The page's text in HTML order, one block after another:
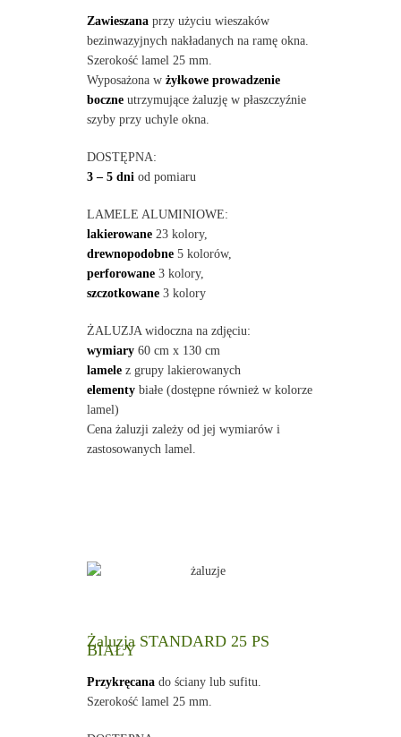
Zawieszanaprzy użyciu wieszaków
bezinwazyjnych nakładanych na ramę okna.
Szerokość lamel 25 mm.
Wyposażona w żyłkowe prowadzenie
boczneutrzymujące żaluzję w płaszczyźnie
szyby przy uchyle okna.
DOSTĘPNA:
3 – 5 dni od pomiaru
LAMELE ALUMINIOWE:
lakierowane23 kolory,
drewnopodobne5 kolorów,
perforowane3 kolory,
szczotkowane3 kolory
ŻALUZJA widoczna na zdjęciu:
wymiary60 cm x 130 cm
lamelez grupy lakierowanych
elementybiałe (dostępne również w kolorze
lamel)
Cena żaluzji zależy od jej wymiarów i
zastosowanych lamel.
Żaluzja STANDARD 25 PS
BIAŁY
Przykręcanado ściany lub sufitu.
Szerokość lamel 25 mm.